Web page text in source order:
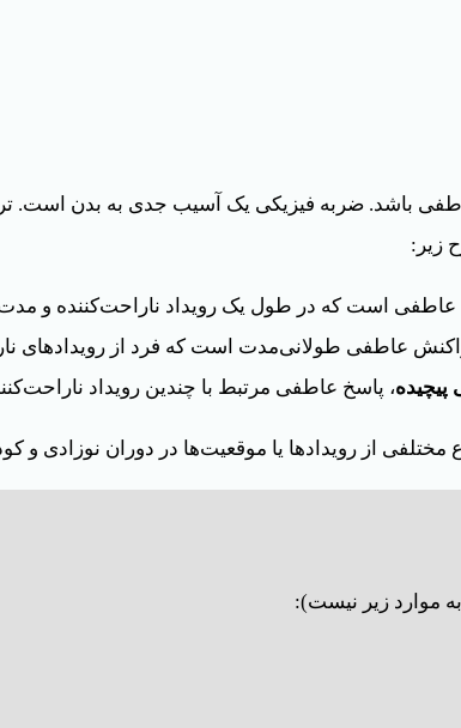
باشد. ضربه فیزیکی یک آسیب جدی به بدن است.
زیر:
است که در طول یک رویداد ناراحت‌کننده و
عاطفی طولانی‌مدت است که فرد از رویدادهای
، پاسخ عاطفی مرتبط با چندین رویداد
از رویدادها یا موقعیت‌ها در دوران نوزادی و
موارد زیر نیست):